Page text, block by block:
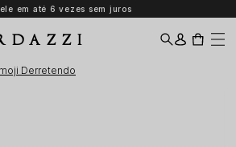
juros
Derretendo